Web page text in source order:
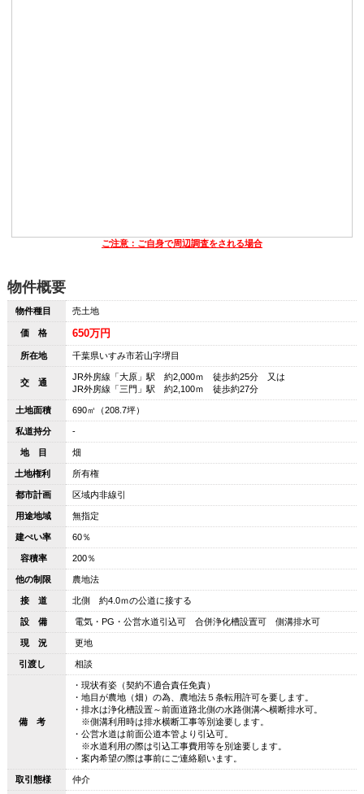
ご注意：ご自身で周辺調査をされる場合
物件概要
物件種目 売土地
価 格 650万円
所在地 千葉県いすみ市若山字堺目
交 通
JR外房線「大原」駅 約2,000ｍ 徒歩約25分 又は
JR外房線「三門」駅 約2,100ｍ 徒歩約27分
土地面積 690㎡（208.7坪）
私道持分 -
地 目 畑
土地権利 所有権
都市計画 区域内非線引
用途地域 無指定
建ぺい率 60％
容積率 200％
他の制限 農地法
接 道 北側 約4.0ｍの公道に接する
設 備 電気・PG・公営水道引込可 合併浄化槽設置可 側溝排水可
現 況 更地
引渡し 相談
備 考
・現状有姿（契約不適合責任免責）
・地目が農地（畑）の為、農地法５条転用許可を要します。
・排水は浄化槽設置～前面道路北側の水路側溝へ横断排水可。
※側溝利用時は排水横断工事等別途要します。
・公営水道は前面公道本管より引込可。
※水道利用の際は引込工事費用等を別途要します。
・案内希望の際は事前にご連絡願います。
取引態様 仲介